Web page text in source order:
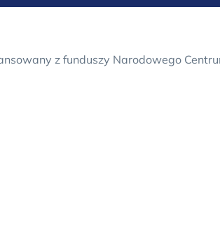
z funduszy Narodowego